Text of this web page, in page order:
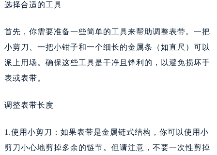
选择合适的工具
首先，你需要准备一些简单的工具来帮助调整表带。一把
小剪刀、一把小钳子和一个细长的金属条（如直尺）可以
派上用场。确保这些工具是干净且锋利的，以避免损坏手
表或表带。
调整表带长度
1.使用小剪刀：如果表带是金属链式结构，你可以使用小
剪刀小心地剪掉多余的链节。但请注意，不要一次性剪掉